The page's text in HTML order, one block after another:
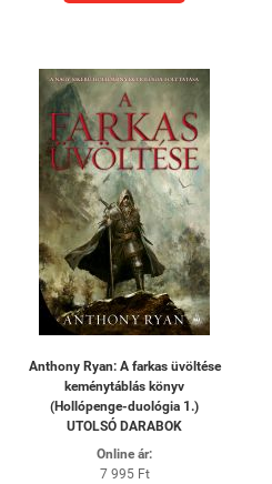
Anthony Ryan: A farkas üvöltése
keménytáblás könyv
(Hollópenge-duológia 1.)
UTOLSÓ DARABOK
Online ár:
7 995 Ft